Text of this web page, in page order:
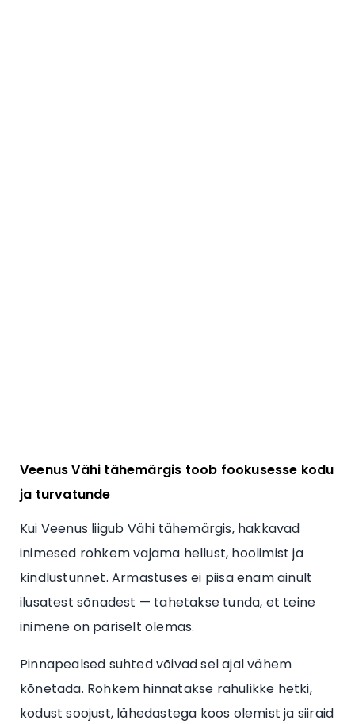
Veenus Vähi tähemärgis toob fookusesse kodu
ja turvatunde
Kui Veenus liigub Vähi tähemärgis, hakkavad
inimesed rohkem vajama hellust, hoolimist ja
kindlustunnet. Armastuses ei piisa enam ainult
ilusatest sõnadest — tahetakse tunda, et teine
inimene on päriselt olemas.
Pinnapealsed suhted võivad sel ajal vähem
kõnetada. Rohkem hinnatakse rahulikke hetki,
kodust soojust, lähedastega koos olemist ja siiraid